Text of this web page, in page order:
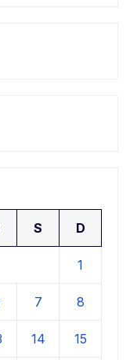
S D
1
7 8
14 15